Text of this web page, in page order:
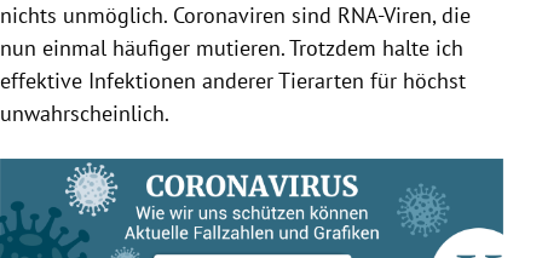
nichts unmöglich. Coronaviren sind RNA-Viren, die
nun einmal häufiger mutieren. Trotzdem halte ich
effektive Infektionen anderer Tierarten für höchst
unwahrscheinlich.